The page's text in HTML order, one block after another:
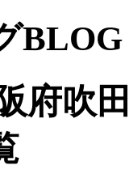
BLOG
府吹